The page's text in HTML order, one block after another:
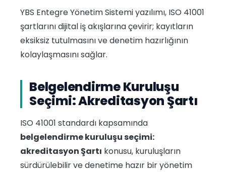
YBS Entegre Yönetim Sistemi yazılımı, ISO 41001
şartlarını dijital iş akışlarına çevirir; kayıtların
eksiksiz tutulmasını ve denetim hazırlığının
kolaylaşmasını sağlar.
Belgelendirme Kuruluşu
Seçimi: Akreditasyon Şartı
ISO 41001 standardı kapsamında
belgelendirme kuruluşu seçimi:
akreditasyon Şartı konusu, kuruluşların
sürdürülebilir ve denetime hazır bir yönetim